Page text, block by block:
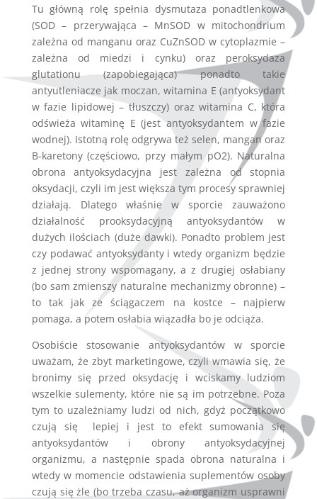
Tu główną rolę spełnia dysmutaza ponadtlenkowa
(SOD – przerywająca – MnSOD w mitochondrium
zależna od manganu oraz CuZnSOD w cytoplazmie –
zależna od miedzi i cynku) oraz peroksydaza
glutationu (zapobiegająca) ponadto takie
antyutleniacze jak moczan, witamina E (antyoksydant
w fazie lipidowej – tłuszczy) oraz witamina C, która
odświeża witaminę E (jest antyoksydantem w fazie
wodnej). Istotną rolę odgrywa też selen, mangan oraz
B-karetony (częściowo, przy małym pO2). Naturalna
obrona antyoksydacyjna jest zależna od stopnia
oksydacji, czyli im jest większa tym procesy sprawniej
działają. Dlatego właśnie w sporcie zauważono
działalność prooksydacyjną antyoksydantów w
dużych ilościach (duże dawki). Ponadto problem jest
czy podawać antyoksydanty i wtedy organizm będzie
z jednej strony wspomagany, a z drugiej osłabiany
(bo sam zmienszy naturalne mechanizmy obronne) –
to tak jak ze ściągaczem na kostce – najpierw
pomaga, a potem osłabia wiązadła bo je odciąża.
Osobiście stosowanie antyoksydantów w sporcie
uważam, że zbyt marketingowe, czyli wmawia się, że
bronimy się przed oksydację i wciskamy ludziom
wszelkie sulementy, które nie są im potrzebne. Poza
tym to uzależniamy ludzi od nich, gdyż początkowo
czują się lepiej i jest to efekt sumowania się
antyoksydantów i obrony antyoksydacyjnej
organizmu, a następnie spada obrona naturalna i
wtedy w momencie odstawienia suplementów osoby
czują się żle (bo trzeba czasu, aż organizm usprawni